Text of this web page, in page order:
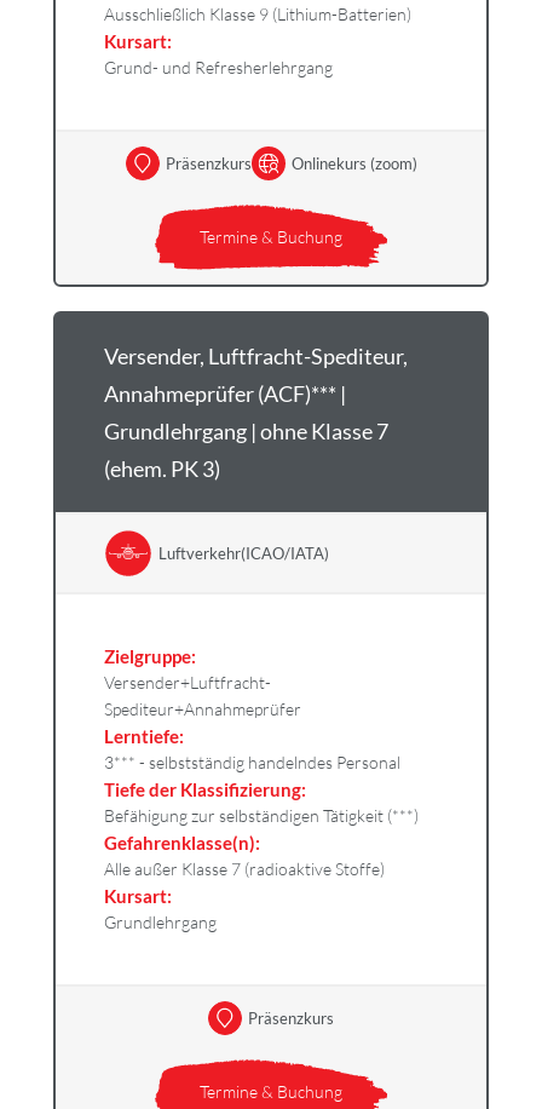
Ausschließlich Klasse 9 (Lithium-Batterien)
Kursart:
Grund- und Refresherlehrgang
Termine & Buchung
Präsenzkurs Onlinekurs (zoom)
Versender, Luftfracht-Spediteur,
Annahmeprüfer (ACF)*** |
Grundlehrgang | ohne Klasse 7
(ehem. PK 3)
Luftverkehr(ICAO/IATA)
Zielgruppe:
Versender+Luftfracht-
Spediteur+Annahmeprüfer
Lerntiefe:
3*** - selbstständig handelndes Personal
Tiefe der Klassifizierung:
Befähigung zur selbständigen Tätigkeit (***)
Gefahrenklasse(n):
Alle außer Klasse 7 (radioaktive Stoffe)
Kursart:
Grundlehrgang
Termine & Buchung
Präsenzkurs